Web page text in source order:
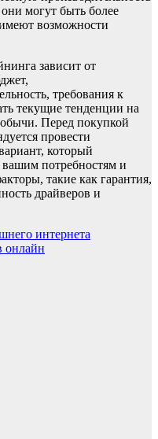
могут быть более
возможности
зависит от
требования к
текущие тенденции на
Перед покупкой
провести
который
вашим потребностям и
такие как гарантия,
драйверов и
интернета
онлайн